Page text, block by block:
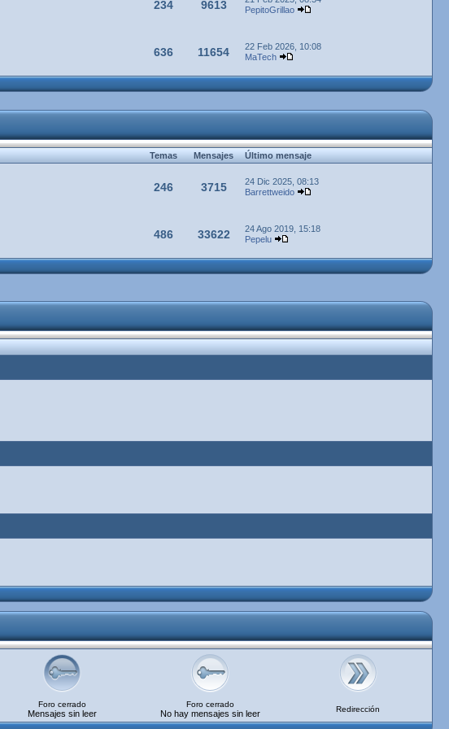
234 9613
PepitoGrillao
636 11654
22 Feb 2026, 10:08
MaTech
TemasMensajesÚltimo mensaje
246 3715
24 Dic 2025, 08:13
Barrettweido
486 33622
24 Ago 2019, 15:18
Pepelu
Foro cerrado
Mensajes sin leer
Foro cerrado
No hay mensajes sin leer Redirección